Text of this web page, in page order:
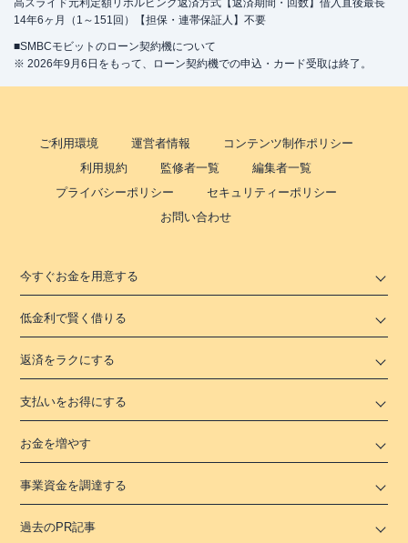
高スライド元利定額リボルビング返済方式【返済期間・回数】借入直後最長
14年6ヶ月（1～151回）【担保・連帯保証人】不要
■SMBCモビットのローン契約機について
※ 2026年9月6日をもって、ローン契約機での申込・カード受取は終了。
ご利用環境 運営者情報
コンテンツ制作ポリシー
利用規約
監修者一覧
編集者一覧
プライバシーポリシー
セキュリティーポリシー
お問い合わせ
今すぐお金を用意する
低金利で賢く借りる
返済をラクにする
支払いをお得にする
お金を増やす
事業資金を調達する
過去のPR記事